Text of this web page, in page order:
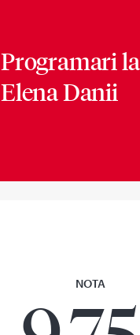
Programari
Elena Danii
NOTA